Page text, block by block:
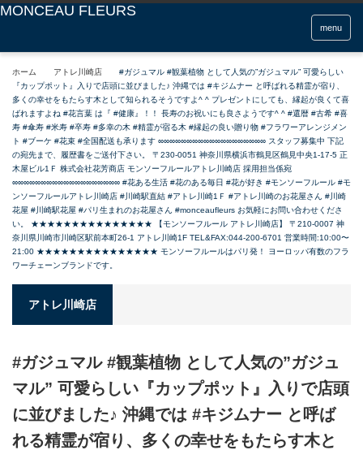
menu
ホーム アトレ川崎店
#ガジュマル #観葉植物 として人気の”ガジュマル” 可愛らしい
『カップポット』入りで店頭に並びました♪ 沖縄では #キジムナー と呼ばれる精霊が宿り、
多くの幸せをもたらす木として知られるそうですよ^ ^ プレゼントにしても、縁起が良くて喜
ばれますよね #花言葉 は『 #健康』！！ 長寿のお祝いにも良さようです^ ^ #還暦 #古希 #喜
寿 #傘寿 #米寿 #卒寿 #多幸の木 #精霊が宿る木 #縁起の良い贈り物 #フラワーアレンジメン
ト #ブーケ #花束 #全国配送も承ります ∞∞∞∞∞∞∞∞∞∞∞∞∞∞∞∞∞∞∞ スタッフ募集中 下記
の宛先まで、履歴書をご送付下さい。 〒230-0051 神奈川県横浜市鶴見区鶴見中央1-17-5 正
木屋ビル1Ｆ 株式会社花芳商店 モンソーフルールアトレ川崎店 採用担当係宛
∞∞∞∞∞∞∞∞∞∞∞∞∞∞∞∞∞∞∞ #花ある生活 #花のある毎日 #花が好き #モンソーフルール #モ
ンソーフルールアトレ川崎店 #川崎駅直結 #アトレ川崎1Ｆ #アトレ川崎のお花屋さん #川崎
花屋 #川崎駅花屋 #パリ生まれのお花屋さん #monceaufleurs お気軽にお問い合わせくださ
い。 ★★★★★★★★★★★★★★★ 【モンソーフルール アトレ川崎店】 〒210-0007 神
奈川県川崎市川崎区駅前本町26-1 アトレ川崎1F TEL&FAX:044-200-6701 営業時間:10:00〜
21:00 ★★★★★★★★★★★★★★★ モンソーフルールはパリ発！ ヨーロッパ有数のフラ
ワーチェーンブランドです。
アトレ川崎店
#ガジュマル #観葉植物 として人気の”ガジュ
マル” 可愛らしい『カップポット』入りで店頭
に並びました♪ 沖縄では #キジムナー と呼ば
れる精霊が宿り、多くの幸せをもたらす木と